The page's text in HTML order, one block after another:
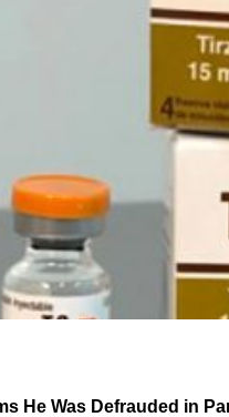
He Was Defrauded in